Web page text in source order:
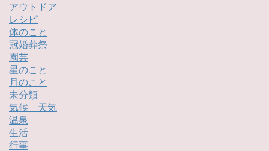
アウトドア
レシピ
体のこと
冠婚葬祭
園芸
星のこと
月のこと
未分類
気候 天気
温泉
生活
行事